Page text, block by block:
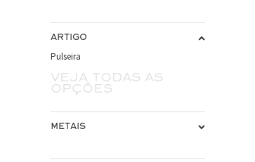
ARTIGO
Pulseira
Veja todas as
opções
METAIS